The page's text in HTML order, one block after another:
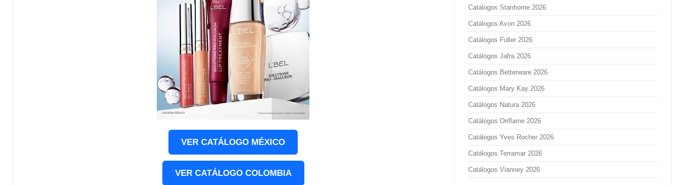
VER CATÁLOGO MÉXICO
VER CATÁLOGO COLOMBIA
Catálogos Stanhome 2026
Catálogos Avon 2026
Catálogos Fuller 2026
Catálogos Jafra 2026
Catálogos Betterware 2026
Catálogos Mary Kay 2026
Catálogos Natura 2026
Catálogos Oriflame 2026
Catálogos Yves Rocher 2026
Catálogos Terramar 2026
Catálogos Vianney 2026